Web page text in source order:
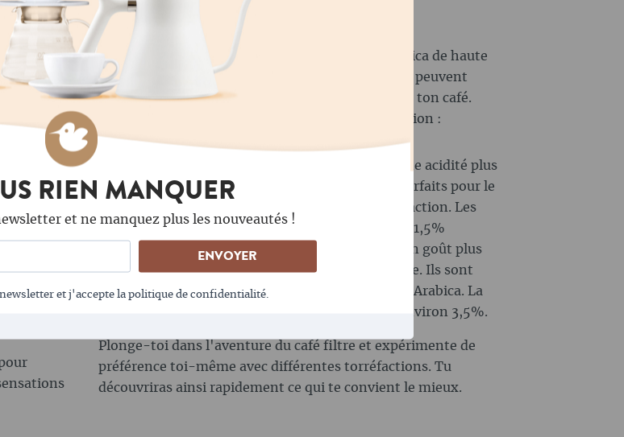
RIEN MANQUER
et ne manquez plus les nouveautés !
ENVOYER
et j'accepte la politique de confidentialité.
il faut
est la
pas
café
grains
que
goût un peu amer.
Tu ne peux pas te tromper avec des grains d'arabica de haute
qualité pour le café filtre. Mais les grains Robusta peuvent
aussi ajouter des nuances de goût intéressantes à ton café.
Voici brièvement la différence en guise d'explication :
: Ces grains ont souvent une acidité plus
élevée et un arôme plus fin, ce qui les rend parfaits pour le
café filtre. L'acidité dépend du type de torréfaction. Les
arabicas ont une teneur en caféine d'environ 1,5%
Les grains Robusta: Ces grains ont souvent un goût plus
prononcé et peuvent produire une belle crème. Ils sont
cependant moins aromatiques que les grains Arabica. La
teneur en caféine des grains Robusta est d'environ 3,5%.
Plonge-toi dans l'aventure du café filtre et expérimente de
préférence toi-même avec différentes torréfactions. Tu
découvriras ainsi rapidement ce qui te convient le mieux.